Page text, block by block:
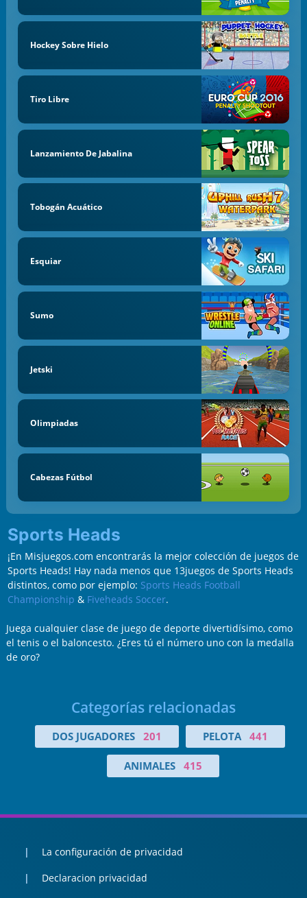
Hockey Sobre Hielo
Tiro Libre
Lanzamiento De Jabalina
Tobogán Acuático
Esquiar
Sumo
Jetski
Olimpiadas
Cabezas Fútbol
Sports Heads
¡En Misjuegos.com encontrarás la mejor colección de juegos de
Sports Heads! Hay nada menos que 13juegos de Sports Heads
distintos, como por ejemplo: Sports Heads Football
Championship & Fiveheads Soccer.
Juega cualquier clase de juego de deporte divertidísimo, como
el tenis o el baloncesto. ¿Eres tú el número uno con la medalla
de oro?
Categorías relacionadas
DOS JUGADORES 201 PELOTA 441
ANIMALES 415
La configuración de privacidad
Declaracion privacidad